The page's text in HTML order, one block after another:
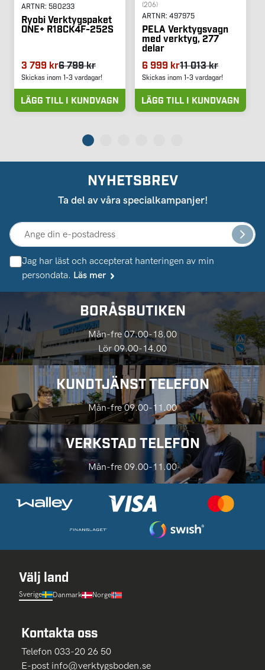
ARTNR: 580233
Ryobi Verktygspaket
ONE+ R18CK4F-252S
3 799 kr6 799 kr
Skickas inom 1-3 vardagar!
LÄGG TILL I KUNDVAGN
(206)
ARTNR: 497975
PELA Verktygsvagn
med verktyg, 277
delar
6 999 kr11 013 kr
Skickas inom 1-3 vardagar!
LÄGG TILL I KUNDVAGN
NYHETSBREV
Ta del av våra specialkampanjer!
Jag har läst och accepterat hanteringen av min
persondata. Läs mer
BORÅSBUTIKEN
Mån-fre 07.00-18.00
Lör 09.00-14.00
KUNDTJÄNST TELEFON
Mån-fre 09.00-11.00
VERKSTAD TELEFON
Mån-fre 09.00-11.00
Välj land
Sverige Danmark Norge
Kontakta oss
Telefon 033-20 26 50
E-post info@verktygsboden.se